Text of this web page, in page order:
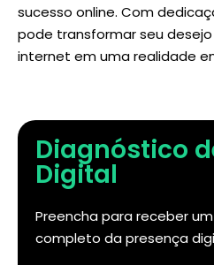
sucesso online. Com
pode transformar seu
internet em uma realidade
Diagnóstico
Digital
Preencha para receber
completo da presença